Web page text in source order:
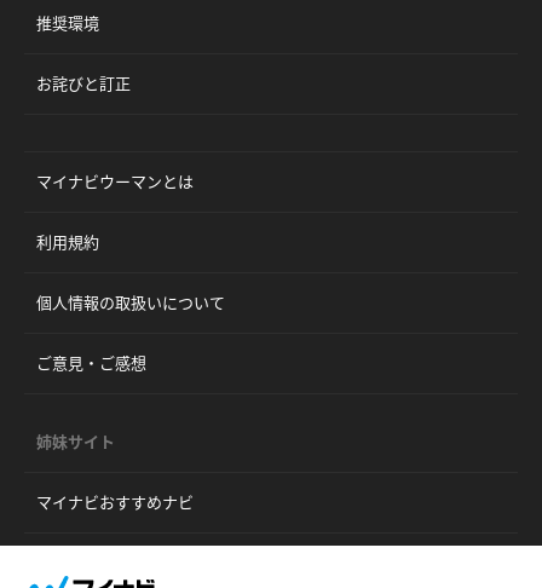
推奨環境
お詫びと訂正
マイナビウーマンとは
利用規約
個人情報の取扱いについて
ご意見・ご感想
姉妹サイト
マイナビおすすめナビ